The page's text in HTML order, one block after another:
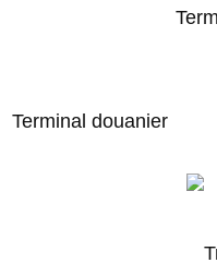
Terminal douanier